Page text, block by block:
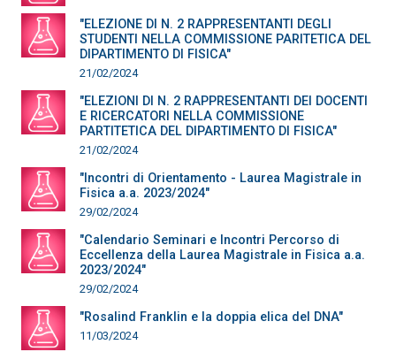
"ELEZIONE DI N. 2 RAPPRESENTANTI DEGLI
STUDENTI NELLA COMMISSIONE PARITETICA DEL
DIPARTIMENTO DI FISICA"
21/02/2024
"ELEZIONI DI N. 2 RAPPRESENTANTI DEI DOCENTI
E RICERCATORI NELLA COMMISSIONE
PARTITETICA DEL DIPARTIMENTO DI FISICA"
21/02/2024
"Incontri di Orientamento - Laurea Magistrale in
Fisica a.a. 2023/2024"
29/02/2024
"Calendario Seminari e Incontri Percorso di
Eccellenza della Laurea Magistrale in Fisica a.a.
2023/2024"
29/02/2024
"Rosalind Franklin e la doppia elica del DNA"
11/03/2024